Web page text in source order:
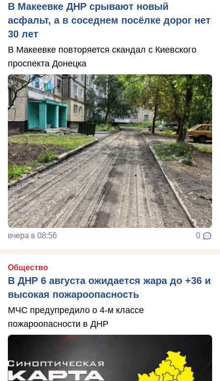
В Макеевке ДНР срывают новый
асфальт, а в соседнем посёлке дорог нет
30 лет
В Макеевке повторяется скандал с Киевского
проспекта Донецка
вчера в 08:56 0
Общество
В ДНР 6 августа ожидается жара до +36 и
высокая пожароопасность
МЧС предупредило о 4-м классе
пожароопасности в ДНР